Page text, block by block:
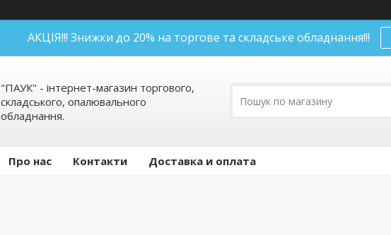
АКЦІЯ!!! Знижки до 20% на торгове та складське обладнання!!!
"ПАУК" - інтернет-магазин торгового,
складського, опалювального
обладнання.
Про нас Контакти Доставка и оплата